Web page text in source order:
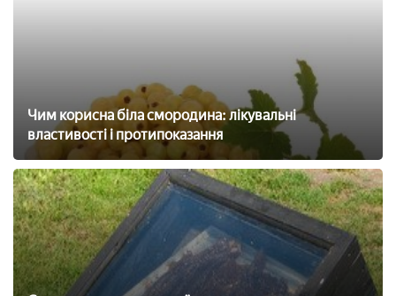
Чим корисна біла смородина: лікувальні
властивості і протипоказання